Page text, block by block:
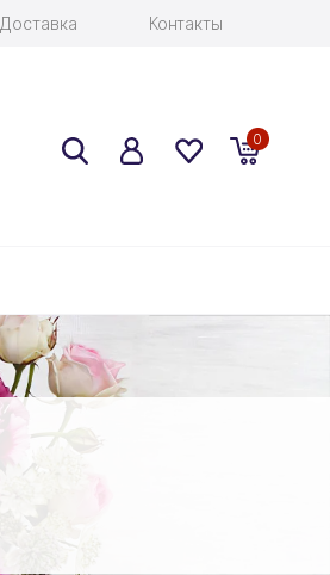
Доставка Контакты
0